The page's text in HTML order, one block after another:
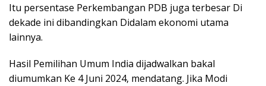
Itu persentase Perkembangan PDB juga terbesar Di
dekade ini dibandingkan Didalam ekonomi utama
lainnya.
Hasil Pemilihan Umum India dijadwalkan bakal
diumumkan Ke 4 Juni 2024, mendatang. Jika Modi